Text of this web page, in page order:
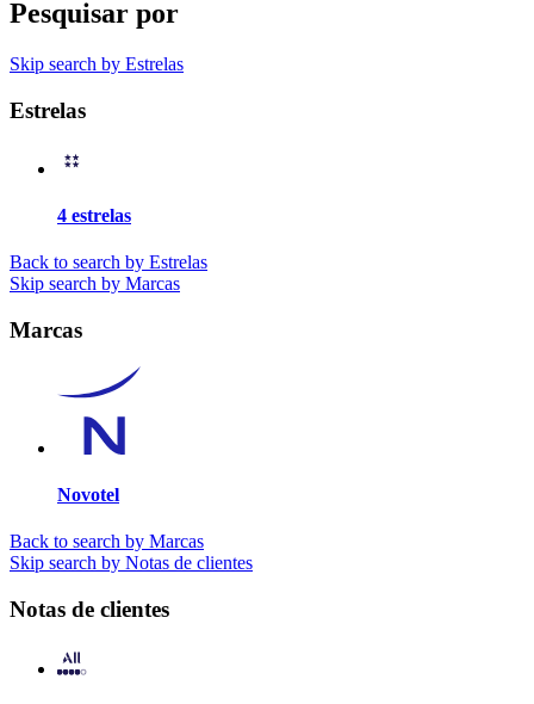
Pesquisar por
Skip search by Estrelas
Estrelas
4 estrelas
Back to search by Estrelas
Skip search by Marcas
Marcas
Novotel
Back to search by Marcas
Skip search by Notas de clientes
Notas de clientes